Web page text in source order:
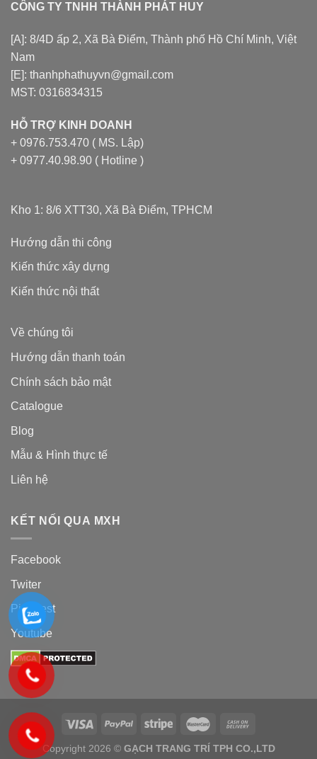
CÔNG TY TNHH THÀNH PHÁT HUY
[A]: 8/4D ấp 2, Xã Bà Điểm, Thành phố Hồ Chí Minh, Việt
Nam
[E]: thanhphathuyvn@gmail.com
MST: 0316834315
HỖ TRỢ KINH DOANH
+ 0976.753.470 ( MS. Lập)
+ 0977.40.98.90 ( Hotline )
Kho 1: 8/6 XTT30, Xã Bà Điểm, TPHCM
Hướng dẫn thi công
Kiến thức xây dựng
Kiến thức nội thất
Về chúng tôi
Hướng dẫn thanh toán
Chính sách bảo mật
Catalogue
Blog
Mẫu & Hình thực tế
Liên hệ
KẾT NỐI QUA MXH
Facebook
Twiter
Pinterest
Youtube
Copyright 2026 © GẠCH TRANG TRÍ TPH CO.,LTD